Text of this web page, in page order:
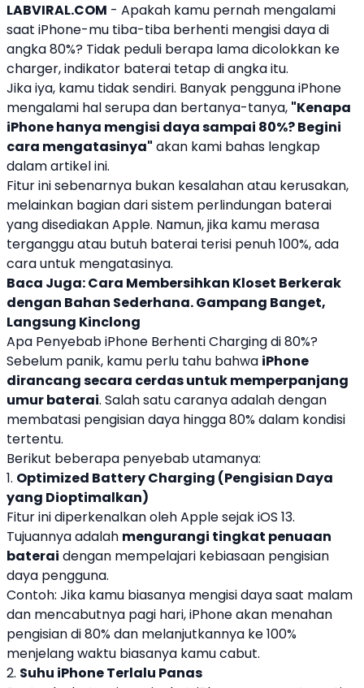
LABVIRAL.COM - Apakah kamu pernah mengalami
saat iPhone-mu tiba-tiba berhenti mengisi daya di
angka 80%? Tidak peduli berapa lama dicolokkan ke
charger, indikator baterai tetap di angka itu.
Jika iya, kamu tidak sendiri. Banyak pengguna iPhone
mengalami hal serupa dan bertanya-tanya, "Kenapa
iPhone hanya mengisi daya sampai 80%? Begini
cara mengatasinya" akan kami bahas lengkap
dalam artikel ini.
Fitur ini sebenarnya bukan kesalahan atau kerusakan,
melainkan bagian dari sistem perlindungan baterai
yang disediakan Apple. Namun, jika kamu merasa
terganggu atau butuh baterai terisi penuh 100%, ada
cara untuk mengatasinya.
Baca Juga:Cara Membersihkan Kloset Berkerak
dengan Bahan Sederhana. Gampang Banget,
Langsung Kinclong
Apa Penyebab iPhone Berhenti Charging di 80%?
Sebelum panik, kamu perlu tahu bahwa iPhone
dirancang secara cerdas untuk memperpanjang
umur baterai. Salah satu caranya adalah dengan
membatasi pengisian daya hingga 80% dalam kondisi
tertentu.
Berikut beberapa penyebab utamanya:
1. Optimized Battery Charging (Pengisian Daya
yang Dioptimalkan)
Fitur ini diperkenalkan oleh Apple sejak iOS 13.
Tujuannya adalah mengurangi tingkat penuaan
baterai dengan mempelajari kebiasaan pengisian
daya pengguna.
Contoh: Jika kamu biasanya mengisi daya saat malam
dan mencabutnya pagi hari, iPhone akan menahan
pengisian di 80% dan melanjutkannya ke 100%
menjelang waktu biasanya kamu cabut.
2. Suhu iPhone Terlalu Panas